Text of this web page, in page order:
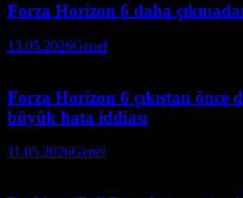
Forza Horizon 6 daha
13.05.2026Genel
Forza Horizon 6 çıkıştan önce
büyük hata iddiası
11.05.2026Genel